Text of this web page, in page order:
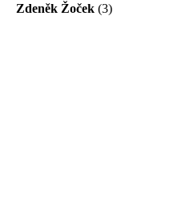
Zdeněk Žoček (3)